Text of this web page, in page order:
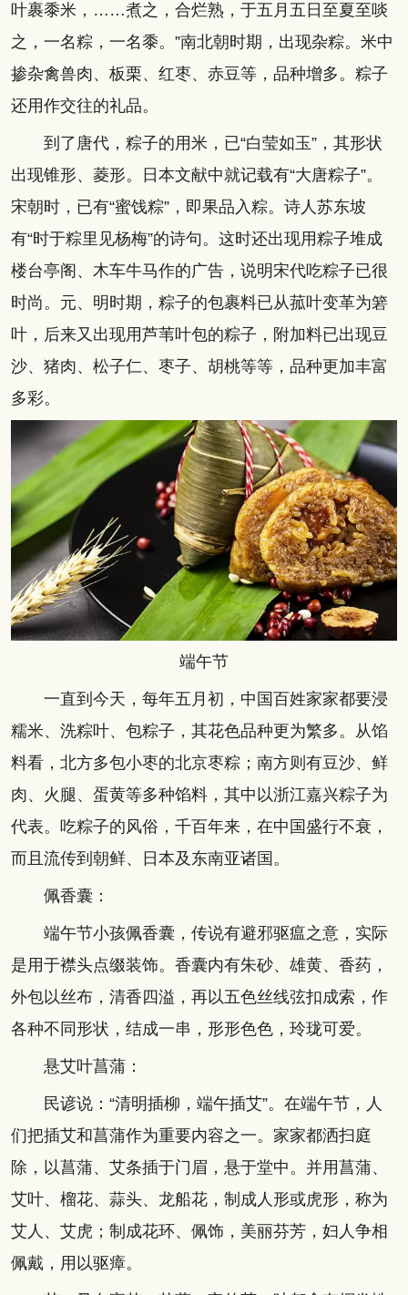
叶裹黍米，……煮之，合烂熟，于五月五日至夏至啖
之，一名粽，一名黍。”南北朝时期，出现杂粽。米中
掺杂禽兽肉、板栗、红枣、赤豆等，品种增多。粽子
还用作交往的礼品。
到了唐代，粽子的用米，已“白莹如玉”，其形状
出现锥形、菱形。日本文献中就记载有“大唐粽子”。
宋朝时，已有“蜜饯粽”，即果品入粽。诗人苏东坡
有“时于粽里见杨梅”的诗句。这时还出现用粽子堆成
楼台亭阁、木车牛马作的广告，说明宋代吃粽子已很
时尚。元、明时期，粽子的包裹料已从菰叶变革为箬
叶，后来又出现用芦苇叶包的粽子，附加料已出现豆
沙、猪肉、松子仁、枣子、胡桃等等，品种更加丰富
多彩。
端午节
一直到今天，每年五月初，中国百姓家家都要浸
糯米、洗粽叶、包粽子，其花色品种更为繁多。从馅
料看，北方多包小枣的北京枣粽；南方则有豆沙、鲜
肉、火腿、蛋黄等多种馅料，其中以浙江嘉兴粽子为
代表。吃粽子的风俗，千百年来，在中国盛行不衰，
而且流传到朝鲜、日本及东南亚诸国。
佩香囊：
端午节小孩佩香囊，传说有避邪驱瘟之意，实际
是用于襟头点缀装饰。香囊内有朱砂、雄黄、香药，
外包以丝布，清香四溢，再以五色丝线弦扣成索，作
各种不同形状，结成一串，形形色色，玲珑可爱。
悬艾叶菖蒲：
民谚说：“清明插柳，端午插艾”。在端午节，人
们把插艾和菖蒲作为重要内容之一。家家都洒扫庭
除，以菖蒲、艾条插于门眉，悬于堂中。并用菖蒲、
艾叶、榴花、蒜头、龙船花，制成人形或虎形，称为
艾人、艾虎；制成花环、佩饰，美丽芬芳，妇人争相
佩戴，用以驱瘴。